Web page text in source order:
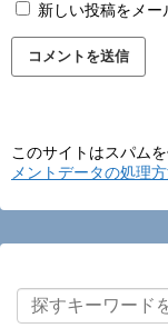
新しい投稿をメー
このサイトはスパム
メントデータの処理